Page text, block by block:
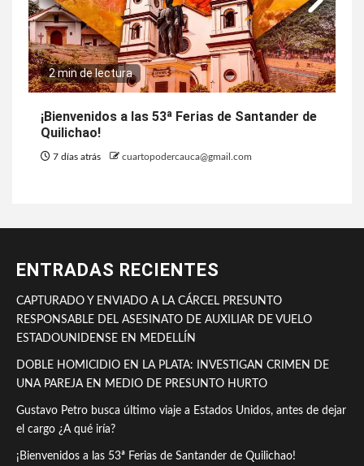
2 min de lectura
¡Bienvenidos a las 53ª Ferias de Santander de
Quilichao!
7 días atrás cuartopodercauca@gmail.com
ENTRADAS RECIENTES
CAPTURADO Y ENVIADO A LA CÁRCEL PRESUNTO
RESPONSABLE DEL ASESINATO DE AUXILIAR DE VUELO
ESTADOUNIDENSE EN MEDELLÍN
DOBLE HOMICIDIO EN LA PLATA: INVESTIGAN CRIMEN DE
UNA PAREJA EN MEDIO DE PRESUNTO HURTO
Gustavo Petro busca último viaje a Estados Unidos, antes de dejar
el cargo ¿A qué iría?
¡Bienvenidos a las 53ª Ferias de Santander de Quilichao!